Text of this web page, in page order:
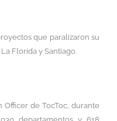
que paralizaron su
Florida y Santiago.
Officer de TocToc, durante